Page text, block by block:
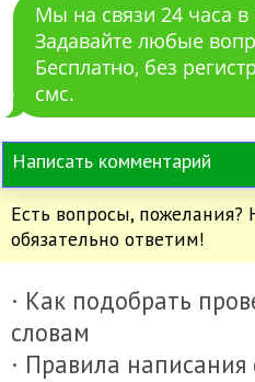
Мы на связи 24 часа в
Задавайте любые
Бесплатно, без
смс.
Есть вопросы,
обязательно ответим!
· Как подобрать
словам
· Правила написания